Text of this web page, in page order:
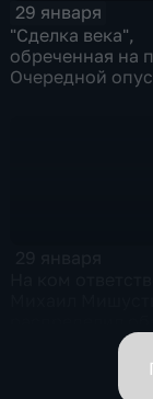
29 января
"Сделка века",
обреченная на
Очередной
вице-премьеров